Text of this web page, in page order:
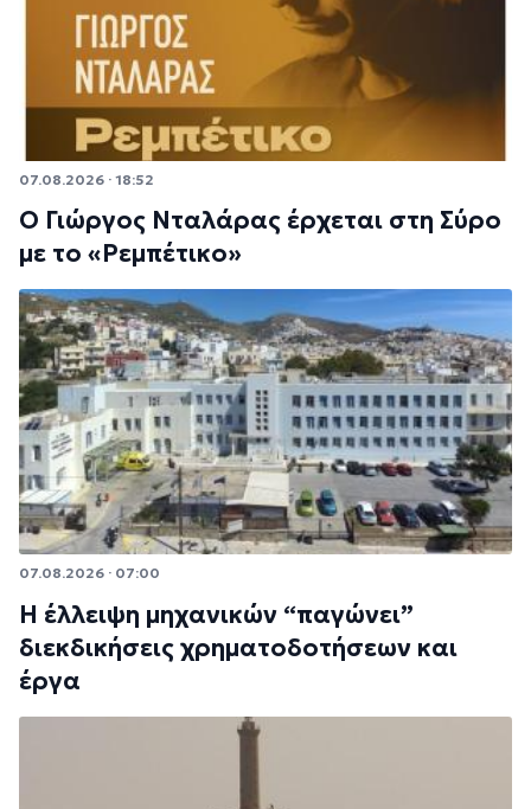
07.08.2026 · 18:52
Ο Γιώργος Νταλάρας έρχεται στη Σύρο
με το «Ρεμπέτικο»
07.08.2026 · 07:00
Η έλλειψη μηχανικών “παγώνει”
διεκδικήσεις χρηματοδοτήσεων και
έργα